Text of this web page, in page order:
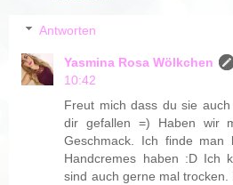
Antworten
Yasmina Rosa Wölkchen
10:42
Freut mich dass du sie
dir gefallen =) Haben wir
Geschmack. Ich finde man
Handcremes haben :D Ich
sind auch gerne mal